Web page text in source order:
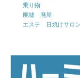
乗り物
廃墟 廃屋
エステ 日焼けサロン